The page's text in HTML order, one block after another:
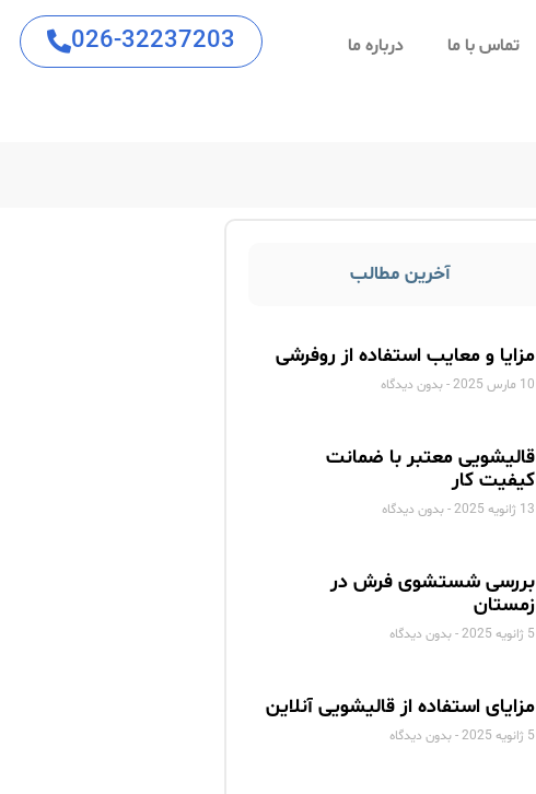
تماس با ما درباره ما 026-32237203
آخرین مطالب
مزایا و معایب استفاده از روفرشی
10 مارس 2025 بدون دیدگاه
قالیشویی معتبر با ضمانت
کیفیت کار
13 ژانویه 2025 بدون دیدگاه
بررسی شستشوی فرش در
زمستان
5 ژانویه 2025 بدون دیدگاه
مزایای استفاده از قالیشویی آنلاین
5 ژانویه 2025 بدون دیدگاه